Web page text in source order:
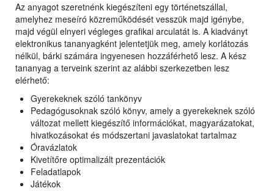
Az anyagot szeretnénk kiegészíteni egy történetszállal,
amelyhez meseíró közreműködését vesszük majd igénybe,
majd végül elnyeri végleges grafikai arculatát is. A kiadványt
elektronikus tananyagként jelentetjük meg, amely korlátozás
nélkül, bárki számára ingyenesen hozzáférhető lesz. A kész
tananyag a terveink szerint az alábbi szerkezetben lesz
elérhető:
Gyerekeknek szóló tankönyv
Pedagógusoknak szóló könyv, amely a gyerekeknek szóló
változat mellett kiegészítő információkat, magyarázatokat,
hivatkozásokat és módszertani javaslatokat tartalmaz
Óravázlatok
Kivetítőre optimalizált prezentációk
Feladatlapok
Játékok